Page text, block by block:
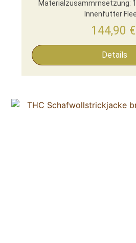
Materialzusammrnsetzung:
Innenfutter
144,90 €
Details